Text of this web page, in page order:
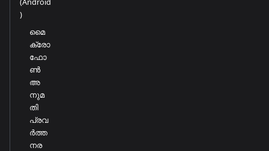
)
മൈ
ക്രോ
ഫോ
ൺ
അ
നുമ
തി
പ്രവ
ർത്ത
നര